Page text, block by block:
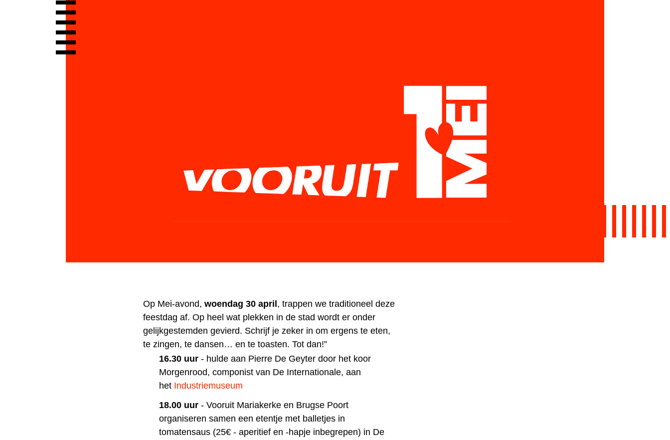
Op Mei-avond, woendag 30 april , trappen we traditioneel deze
feestdag af. Op heel wat plekken in de stad wordt er onder
gelijkgestemden gevierd. Schrijf je zeker in om ergens te eten,
te zingen, te dansen… en te toasten. Tot dan!”
16.30 uur - hulde aan Pierre De Geyter door het koor
Morgenrood, componist van De Internationale, aan
het Industriemuseum
18.00 uur - Vooruit Mariakerke en Brugse Poort
organiseren samen een etentje met balletjes in
tomatensaus (25€ - aperitief en -hapje inbegrepen) in De